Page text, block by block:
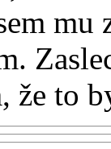
mu
že to